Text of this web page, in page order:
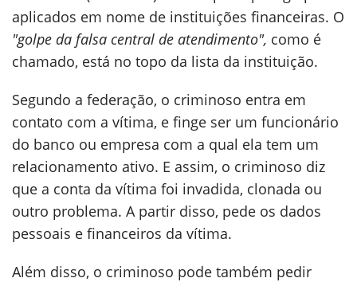
aplicados em nome de instituições financeiras. O
"golpe da falsa central de atendimento", como é
chamado, está no topo da lista da instituição.
Segundo a federação, o criminoso entra em
contato com a vítima, e finge ser um funcionário
do banco ou empresa com a qual ela tem um
relacionamento ativo. E assim, o criminoso diz
que a conta da vítima foi invadida, clonada ou
outro problema. A partir disso, pede os dados
pessoais e financeiros da vítima.
Além disso, o criminoso pode também pedir